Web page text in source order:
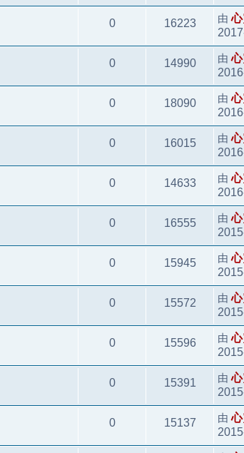
0 16223 由
0 14990 由
0 18090 由
0 16015 由
0 14633 由
0 16555 由
0 15945 由
0 15572 由
0 15596 由
0 15391 由
0 15137 由